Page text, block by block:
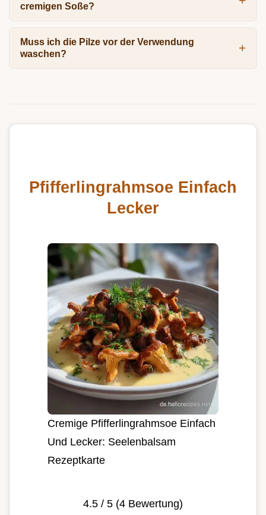
cremigen Soße?
Muss ich die Pilze vor der Verwendung
waschen?
Pfifferlingrahmsoe Einfach
Lecker
Cremige Pfifferlingrahmsoe Einfach
Und Lecker: Seelenbalsam
Rezeptkarte
4.5 / 5 (4 Bewertung)